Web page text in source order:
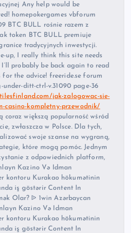
Any help would be
homepokergames vbforum
BTC BULL rośnie razem z
token BTC BULL premiuje
tradycyjnych inwestycji.
up, I really think this site needs
probably be back again to read
the advice! freeride.se forum
ditt-ctrl-v.31090 page-36
jak-zalogowac-sie-
casino-kompletny-przewodnik/
coraz większą popularność wśród
zwłaszcza w Polsce. Dla tych,
swoje szanse na wygraną,
które mogą pomóc. Jednym
z odpowiednich platform,
Kazino Və Idman
kontoru Kurakao hökumətinin
iş göstərir Content In
Olar? ᐉ 1win Azərbaycan
Kazino Və Idman
kontoru Kurakao hökumətinin
iş göstərir Content In